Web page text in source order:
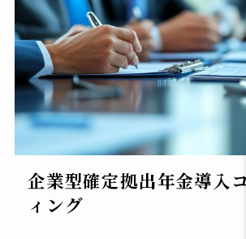
企業型確定拠出年金導入
ィング